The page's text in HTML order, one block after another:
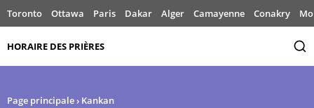
Toronto Ottawa Paris Dakar Alger Camayenne Conakry
HORAIRE DES PRIÈRES
Page principale› Kankan